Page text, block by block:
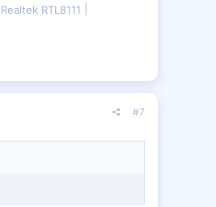
Realtek RTL8111
#7